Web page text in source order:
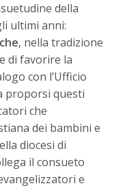
della
ultimi anni:
, nella tradizione
di favorire la
con l’Ufficio
proporsi questi
che
dei bambini e
diocesi di
il consueto
e